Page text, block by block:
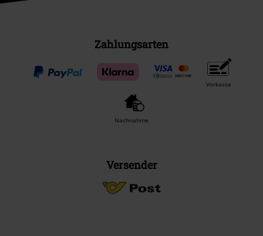
Zahlungsarten
Vorkasse
Nachnahme
Versender